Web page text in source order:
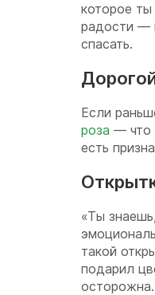
которое
радости —
спасать.
Если
роза — что
есть
«Ты
такой
подарил
осторожна.